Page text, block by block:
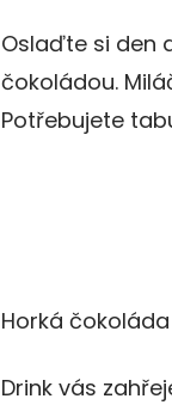
Oslaďte si den
čokoládou.
Potřebujete
Horká
Drink vás